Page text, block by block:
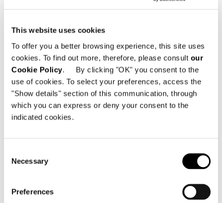
This website uses cookies
To offer you a better browsing experience, this site uses
cookies. To find out more, therefore, please consult our
Cookie Policy. By clicking "OK" you consent to the
use of cookies. To select your preferences, access the
"Show details" section of this communication, through
which you can express or deny your consent to the
indicated cookies.
Selection
Necessary
Preferences
ARMCHAIR WITHOUT ARMRESTS 80X91XH70 CM